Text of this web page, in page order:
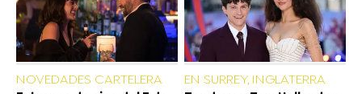
NOVEDADES CARTELERA EN SURREY, INGLATERRA